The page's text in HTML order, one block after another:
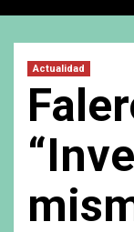
Actualidad